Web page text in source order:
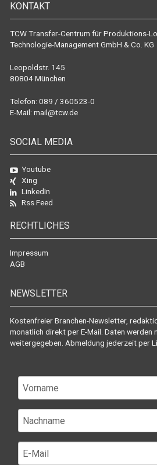
KONTAKT
TCW Transfer-Centrum für Produktions-
Technologie-Management GmbH & Co. KG
Leopoldstr. 145
80804 München
Telefon: 089 / 360523-0
E-Mail: mail@tcw.de
SOCIAL MEDIA
Youtube
Xing
LinkedIn
Rss Feed
RECHTLICHES
Impressum
AGB
NEWSLETTER
Kostenfreier Branchen-Newsletter,
monatlich direkt per E-Mail. Daten werden
weitergegeben. Abmeldung jederzeit per